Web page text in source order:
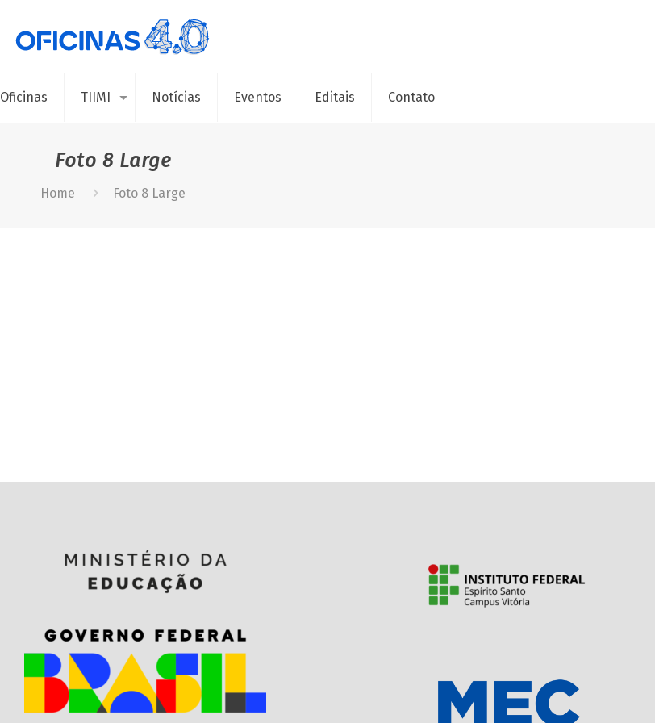
Oficinas TIIMI Notícias Eventos Editais Contato
Foto 8 Large
Home Foto 8 Large